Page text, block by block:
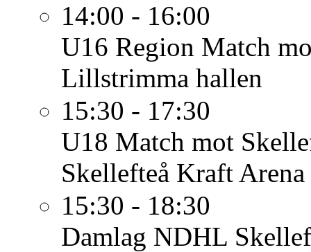
14:00 - 16:00
U16 Region Match
Lillstrimma hallen
15:30 - 17:30
U18 Match mot
Skellefteå Kraft Arena
15:30 - 18:30
Damlag NDHL